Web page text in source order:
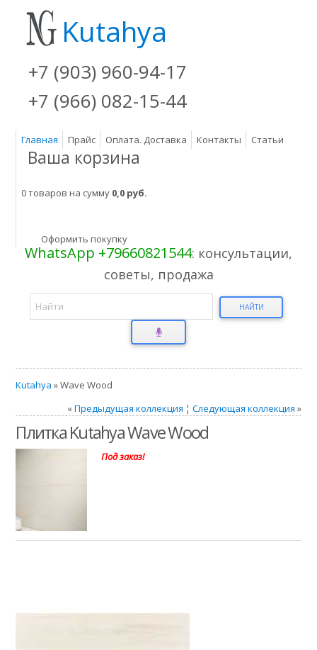
Kutahya
+7 (903) 960-94-17
+7 (966) 082-15-44
Главная Прайс Оплата. Доставка Контакты Статьи
Ваша корзина
0 товаров на сумму 0,0 руб.
Оформить покупку
WhatsApp +79660821544: консультации,
советы, продажа
НАЙТИ
Kutahya » Wave Wood
«Предыдущая коллекция ¦ Следующая коллекция »
Плитка Kutahya Wave Wood
Под заказ!